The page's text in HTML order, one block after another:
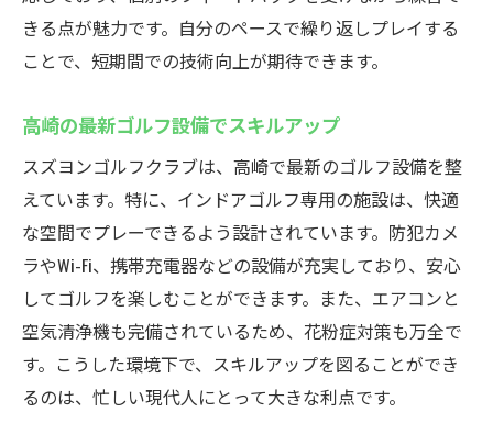
きる点が魅力です。自分のペースで繰り返しプレイする
ことで、短期間での技術向上が期待できます。
高崎の最新ゴルフ設備でスキルアップ
スズヨンゴルフクラブは、高崎で最新のゴルフ設備を整
えています。特に、インドアゴルフ専用の施設は、快適
な空間でプレーできるよう設計されています。防犯カメ
ラやWi-Fi、携帯充電器などの設備が充実しており、安心
してゴルフを楽しむことができます。また、エアコンと
空気清浄機も完備されているため、花粉症対策も万全で
す。こうした環境下で、スキルアップを図ることができ
るのは、忙しい現代人にとって大きな利点です。